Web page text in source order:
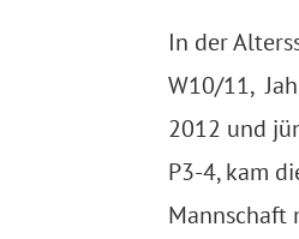
In der
W10/11,
2012 und
P3-4, kam
Mannschaft